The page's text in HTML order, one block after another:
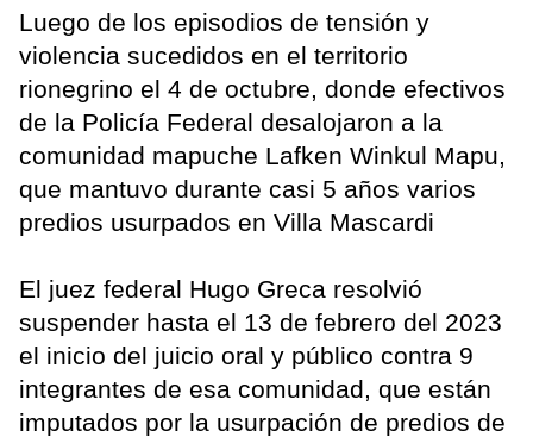
Luego de los episodios de tensión y
violencia sucedidos en el territorio
rionegrino el 4 de octubre, donde efectivos
de la Policía Federal desalojaron a la
comunidad mapuche Lafken Winkul Mapu,
que mantuvo durante casi 5 años varios
predios usurpados en Villa Mascardi
El juez federal Hugo Greca resolvió
suspender hasta el 13 de febrero del 2023
el inicio del juicio oral y público contra 9
integrantes de esa comunidad, que están
imputados por la usurpación de predios de